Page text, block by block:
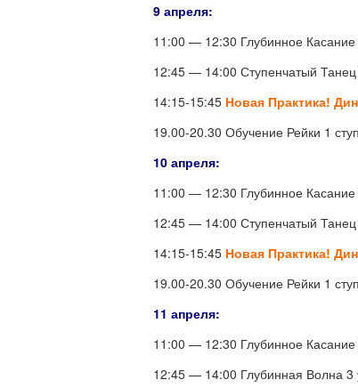
9 апреля:
11:00 — 12:30 Глубинное Касание
12:45 — 14:00 Ступенчатый Танец
14:15-15:45 Новая Практика!
19.00-20.30 Обучение Рейки 1
10 апреля:
11:00 — 12:30 Глубинное Касание
12:45 — 14:00 Ступенчатый Танец
14:15-15:45 Новая Практика!
19.00-20.30 Обучение Рейки 1
11 апреля:
11:00 — 12:30 Глубинное Касание
12:45 — 14:00 Глубинная Волна 3